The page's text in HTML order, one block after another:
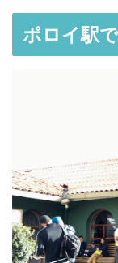
ポロイ駅